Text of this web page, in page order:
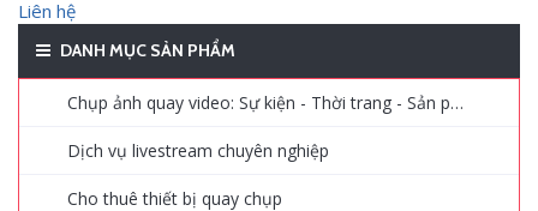
Liên hệ
DANH MỤC SẢN PHẨM
Chụp ảnh quay video: Sự kiện - Thời trang - Sản phẩm - Quảng cáo
Dịch vụ livestream chuyên nghiệp
Cho thuê thiết bị quay chụp